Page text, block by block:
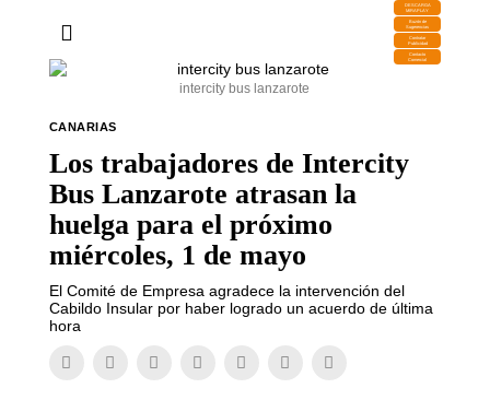
DESCARGA
MIRAPLAY
Buzón de
Sugerencias
Contratar
Publicidad
Contacto
Comercial
intercity bus lanzarote
CANARIAS
Los trabajadores de Intercity
Bus Lanzarote atrasan la
huelga para el próximo
miércoles, 1 de mayo
El Comité de Empresa agradece la intervención del
Cabildo Insular por haber logrado un acuerdo de última
hora